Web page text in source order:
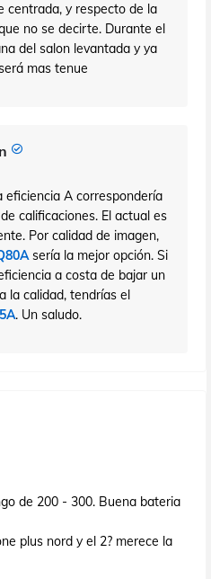
centrada, y respecto de la
no se decirte. Durante el
del salon levantada y ya
mas tenue
eficiencia A correspondería
calificaciones. El actual es
Por calidad de imagen,
sería la mejor opción. Si
a costa de bajar un
la calidad, tendrías el
. Un saludo.
de 200 - 300. Buena bateria
plus nord y el 2? merece la